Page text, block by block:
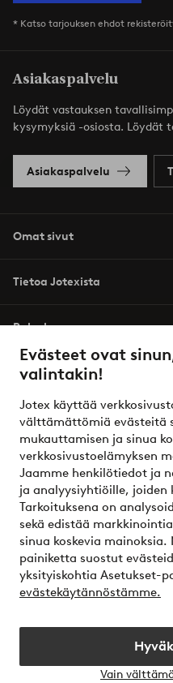
Evästeet ovat
valintakin!
Jotex käyttää
välttämättömiä evästeitä
mukauttamisen ja sinua
verkkosivustoelämyksen
Jaamme henkilötiedot ja
ja analyysiyhtiöille, joiden
Tarkoituksena on
sekä edistää
sinua koskevia
painiketta suostut
yksityiskohtia Asetukset-
evästekäytännöstämme.
Vain
* Katso tarjouksen ehdot
Asiakaspalvelu
Löydät vastauksen
kysymyksiä -osiosta. Löydät
Asiakaspalvelu
Omat sivut
Tietoa Jotexista
Palvelumme
Ehdot
Ystävät
Turvalliset
Haluatko tietää lisää
elpy